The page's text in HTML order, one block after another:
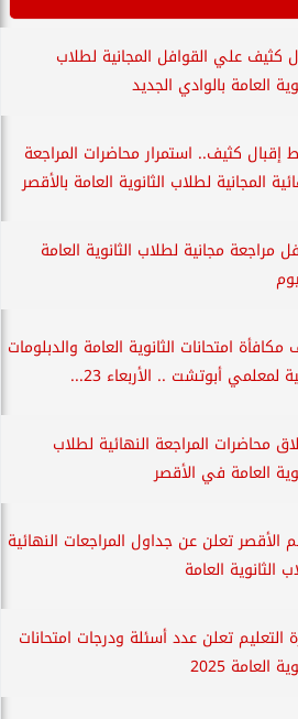
كثيف علي القوافل المجانية لطلاب
العامة بالوادي الجديد
كثيف.. استمرار محاضرات المراجعة
المجانية لطلاب الثانوية العامة بالأقصر
مراجعة مجانية لطلاب الثانوية العامة
امتحانات الثانوية العامة والدبلومات
لمعلمي أبوتشت .. الأربعاء 23...
محاضرات المراجعة النهائية لطلاب
العامة في الأقصر
الأقصر تعلن عن جداول المراجعات النهائية
الثانوية العامة
التعليم تعلن عدد أسئلة ودرجات امتحانات
العامة 2025